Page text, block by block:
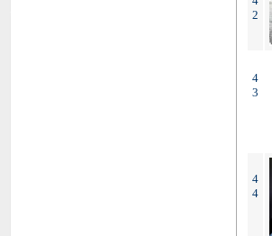
2
4
3
4
4